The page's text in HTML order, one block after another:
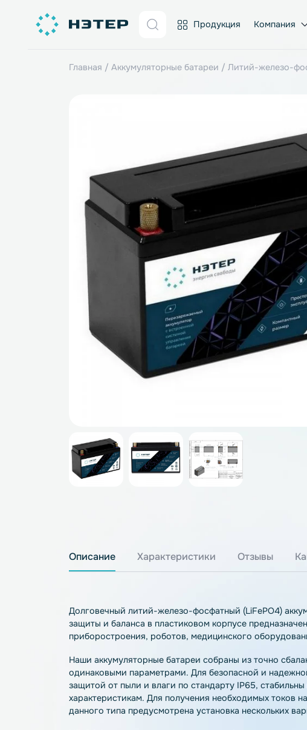
Продукция
Главная /Аккумуляторные батареи/Литий-
Описание Характеристики Отзывы
Долговечный литий-железо-фосфатный
защиты и баланса в пластиковом корпусе
приборостроения, роботов, медицинского